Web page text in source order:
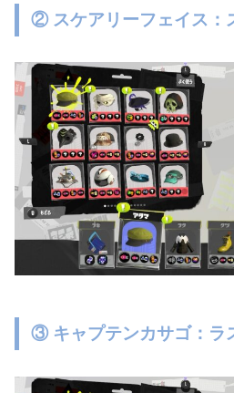
② スケアリーフェイス：
③ キャプテンカサゴ：ラ